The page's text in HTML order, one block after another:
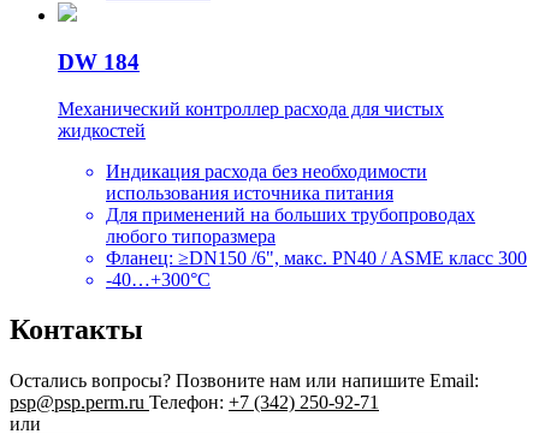
DW 184
Механический контроллер расхода для чистых
жидкостей
Индикация расхода без необходимости
использования источника питания
Для применений на больших трубопроводах
любого типоразмера
Фланец: ≥DN150 /6", макс. PN40 / ASME класс 300
-40…+300°C
Контакты
Остались вопросы? Позвоните нам или напишите Email:
psp@psp.perm.ru Телефон: +7 (342) 250-92-71
или